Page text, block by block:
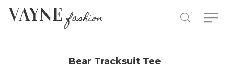
Bear Tracksuit Tee